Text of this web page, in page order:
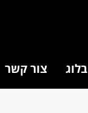
בלוג צור קשר